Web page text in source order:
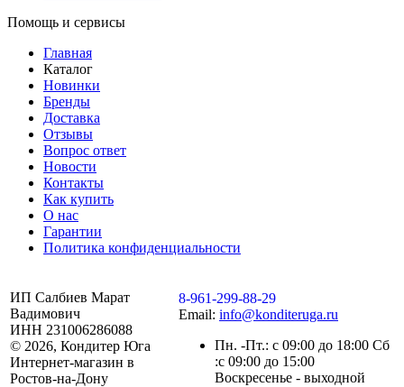
Помощь и сервисы
Главная
Каталог
Новинки
Бренды
Доставка
Отзывы
Вопрос ответ
Новости
Контакты
Как купить
О нас
Гарантии
Политика конфиденциальности
ИП Салбиев Марат
Вадимович
ИНН 231006286088
© 2026, Кондитер Юга
Интернет-магазин в
Ростов-на-Дону
8-961-299-88-29
Email: info@konditeruga.ru
Пн. -Пт.: с 09:00 до 18:00 Сб
:с 09:00 до 15:00
Воскресенье - выходной